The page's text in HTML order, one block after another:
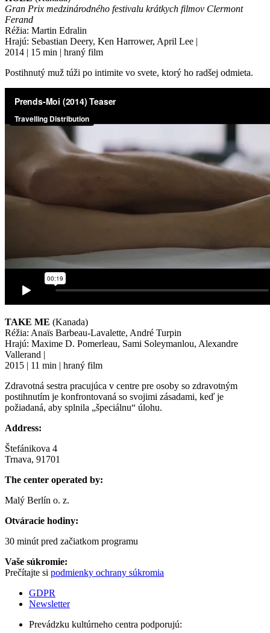
Gran Prix medzinárodného festivalu krátkych filmov Clermont
Ferand
Réžia: Martin Edralin
Hrajú: Sebastian Deery, Ken Harrower, April Lee |
2014 | 15 min | hraný film
Postihnutý muž túži po intimite vo svete, ktorý ho radšej odmieta.
TAKE ME (Kanada)
Réžia: Anaïs Barbeau-Lavalette, André Turpin
Hrajú: Maxime D. Pomerleau, Sami Soleymanlou, Alexandre
Vallerand |
2015 | 11 min | hraný film
Zdravotná sestra pracujúca v centre pre osoby so zdravotným
postihnutím je konfrontovaná so svojimi zásadami, keď je
požiadaná, aby splnila „špeciálnu“ úlohu.
Address:
Štefánikova 4
Trnava, 91701
The center operated by:
Malý Berlín o. z.
Otváracie hodiny:
30 minút pred začiatkom programu
Vaše súkromie:
Prečítajte si podmienky ochrany súkromia
GDPR
Newsletter
Prevádzku kultúrneho centra podporujú: